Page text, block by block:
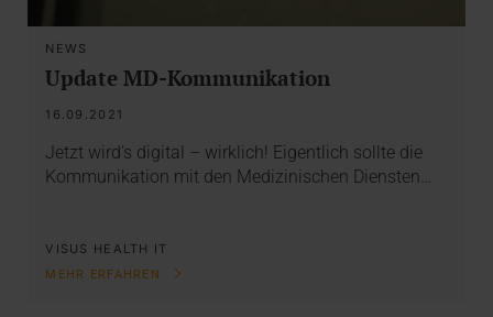
NEWS
Update MD-Kommunikation
16.09.2021
Jetzt wird’s digital – wirklich! Eigentlich sollte die
Kommunikation mit den Medizinischen Diensten…
VISUS HEALTH IT
MEHR ERFAHREN